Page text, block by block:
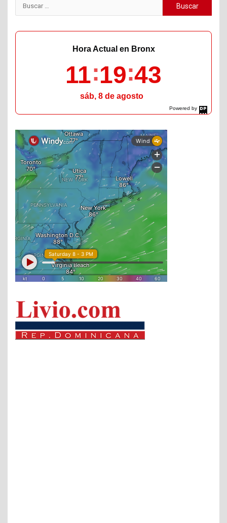
Buscar:
Powered by
DaysPedia.com
Hora Actual en Bronx
11 19 45
sáb, 8 de agosto